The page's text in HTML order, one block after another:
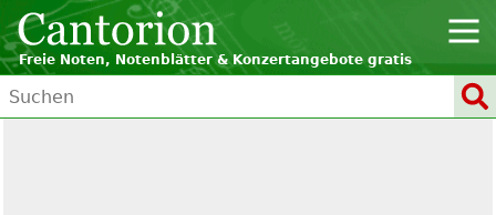
Freie Noten, Notenblätter & Konzertangebote gratis